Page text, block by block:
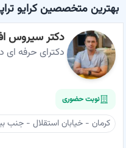
بهترین متخصصین کرایو
دکتر سیروس
دکترای حرفه ای
نوبت حضوری